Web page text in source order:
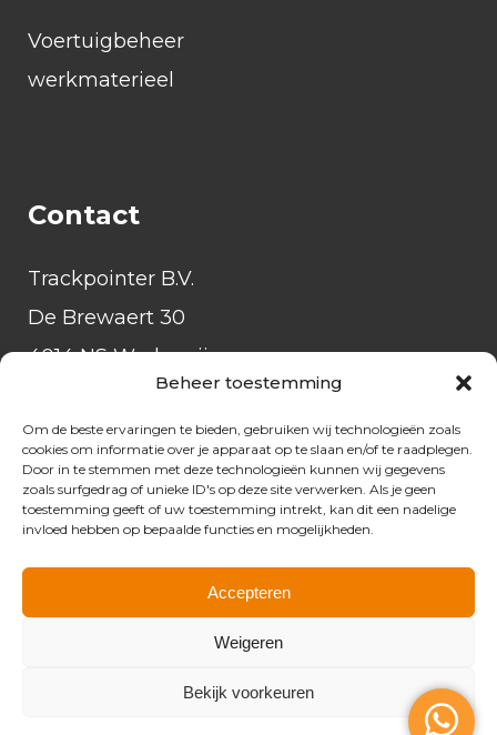
Beheer toestemming
Om de beste ervaringen te bieden, gebruiken wij technologieën zoals
cookies om informatie over je apparaat op te slaan en/of te raadplegen.
Door in te stemmen met deze technologieën kunnen wij gegevens
zoals surfgedrag of unieke ID's op deze site verwerken. Als je geen
toestemming geeft of uw toestemming intrekt, kan dit een nadelige
invloed hebben op bepaalde functies en mogelijkheden.
Accepteren
Weigeren
Bekijk voorkeuren
Voertuigbeheer
werkmaterieel
Contact
Trackpointer B.V.
De Brewaert 30
4014 NS Wadenoijen
085-3034601
24/7:085-3034600
E‑mail:info@trackpointer.nl
Privacy